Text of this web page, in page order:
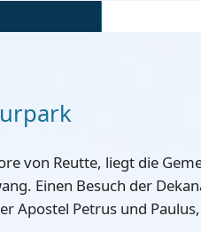
von Reutte, liegt die
Einen Besuch der
Apostel Petrus und